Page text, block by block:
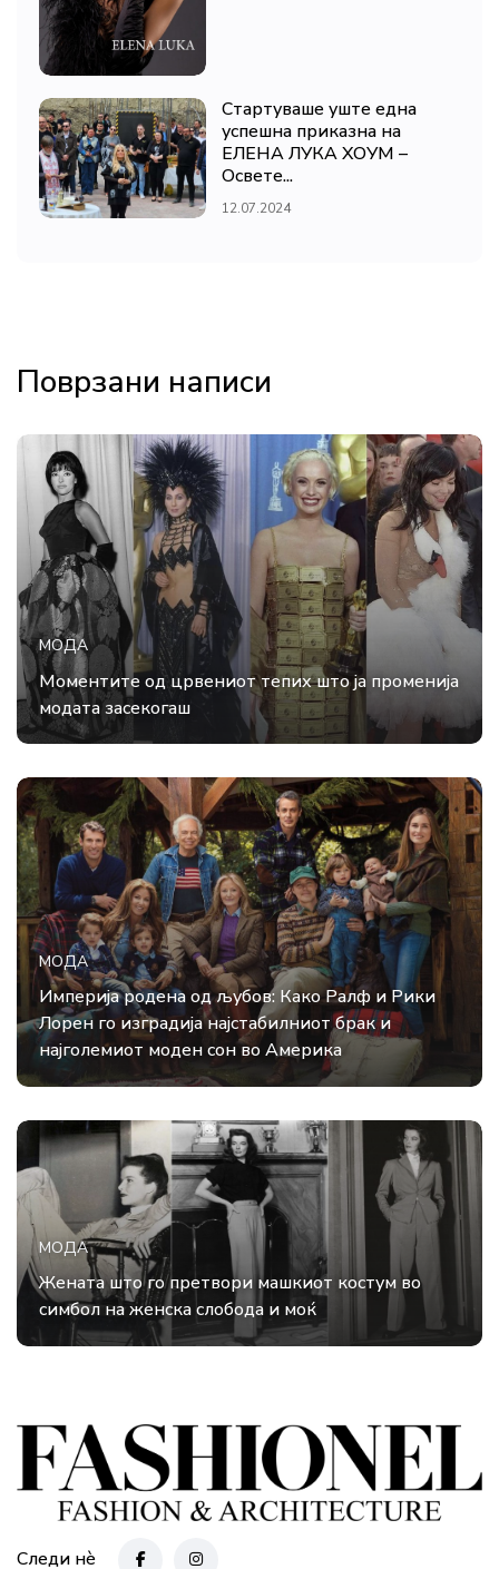
Стартуваше уште една
успешна приказна на
ЕЛЕНА ЛУКА ХОУМ –
Освете...
12.07.2024
Поврзани написи
МОДА
Моментите од црвениот тепих што ја променија
модата засекогаш
МОДА
Империја родена од љубов: Како Ралф и Рики
Лорен го изградија најстабилниот брак и
најголемиот моден сон во Америка
МОДА
Жената што го претвори машкиот костум во
симбол на женска слобода и моќ
Следи нè